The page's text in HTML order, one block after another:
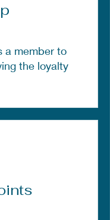
a member to
the loyalty